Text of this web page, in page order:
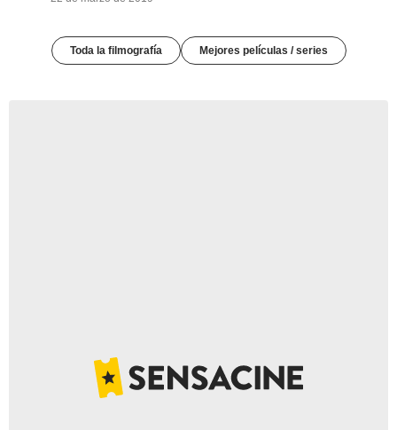
Toda la filmografía Mejores películas / series